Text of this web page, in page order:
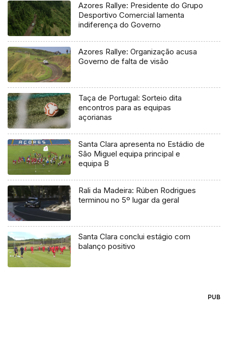
Azores Rallye: Presidente do Grupo
Desportivo Comercial lamenta
indiferença do Governo
Azores Rallye: Organização acusa
Governo de falta de visão
Taça de Portugal: Sorteio dita
encontros para as equipas
açorianas
Santa Clara apresenta no Estádio de
São Miguel equipa principal e
equipa B
Rali da Madeira: Rúben Rodrigues
terminou no 5º lugar da geral
Santa Clara conclui estágio com
balanço positivo
PUB